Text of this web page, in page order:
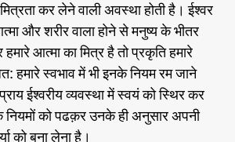
कर लेने वाली अवस्था होती है। ईश्वर
और शरीर वाला होने से मनुष्य के भीतर
आत्मा का मित्र है तो प्रकृति हमारे
हमारे स्वभाव में भी इनके नियम रम जाने
ईश्वरीय व्यवस्था में स्वयं को स्थिर कर
को पढक़र उनके ही अनुसार अपनी
को बना लेना है।